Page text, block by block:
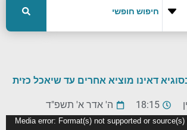
דאינו מוציא אחרים עד שיאכל כזית
18:15
ה' אדר א' תשפ"ד
Media error: Format(s) not supported or source(s)